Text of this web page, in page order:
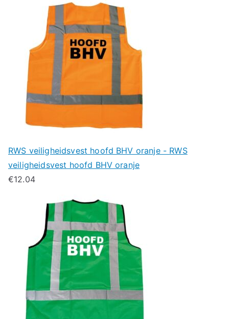
RWS veiligheidsvest hoofd BHV oranje - RWS
veiligheidsvest hoofd BHV oranje
€12.04